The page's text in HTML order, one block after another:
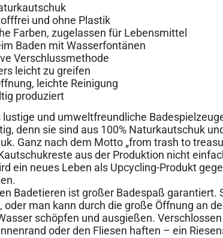
und ohne Plastik
Farben, zugelassen für Lebensmittel
Baden mit Wasserfontänen
Verschlussmethode
leicht zu greifen
leichte Reinigung
produziert
lustige und umweltfreundliche
denn sie sind aus 100% Naturkautschuk
Ganz nach dem Motto „from trash to
aus der Produktion nicht
ein neues Leben als Upcycling-Produkt
Badetieren ist großer Badespaß garantiert.
oder man kann durch die große Öffnung an
schöpfen und ausgießen.
oder den Fliesen haften – ein